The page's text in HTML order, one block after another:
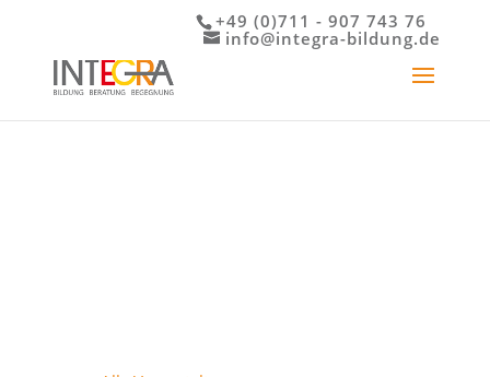
+49 (0)711 - 907 743 76
info@integra-bildung.de